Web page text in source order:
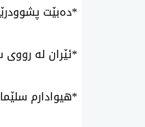
*ده‌بێت
*ئێران له‌ رووی‌
*هیوادارم